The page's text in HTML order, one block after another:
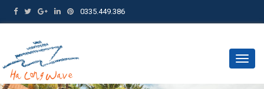
0335.449.386